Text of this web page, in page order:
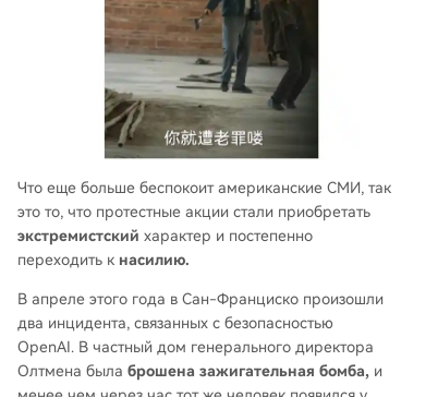
Что еще больше беспокоит американские СМИ, так
это то, что протестные акции стали приобретать
экстремистский характер и постепенно
переходить к насилию.
В апреле этого года в Сан-Франциско произошли
два инцидента, связанных с безопасностью
OpenAI. В частный дом генерального директора
Олтмена была брошена зажигательная бомба, и